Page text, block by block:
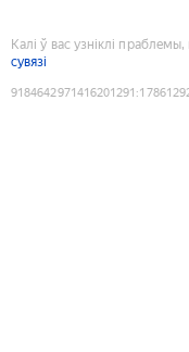
Калі ў вас узніклі
сувязі
9184642971416201291 :